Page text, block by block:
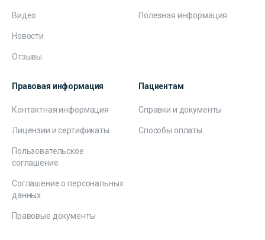
Видео
Новости
Отзывы
Полезная информация
Правовая информация
Контактная информация
Лицензии и сертификаты
Пользовательское
соглашение
Соглашение о персональных
данных
Правовые документы
Пациентам
Справки и документы
Способы оплаты